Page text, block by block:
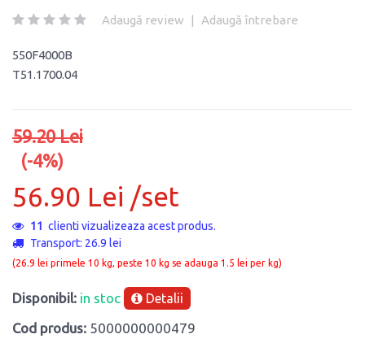
Adaugă review | Adaugă întrebare
550F4000B
T51.1700.04
59.20 Lei
(-4%)
56.90 Lei /set
11 clienti vizualizeaza acest produs.
Transport: 26.9 lei
(26.9 lei primele 10 kg, peste 10 kg se adauga 1.5 lei per kg)
Disponibil: in stoc Detalii
Cod produs: 5000000000479